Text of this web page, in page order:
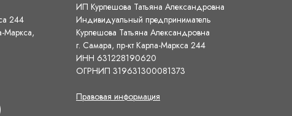
244
Маркса,
ИП Курпешова Татьяна Александровна
Индивидуальный предприниматель
Курпешова Татьяна Александровна
г. Самара, пр-кт Карла-Маркса 244
ИНН 631228190620
ОГРНИП 319631300081373
Правовая информация